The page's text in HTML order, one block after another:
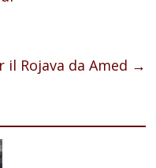
il Rojava da Amed →